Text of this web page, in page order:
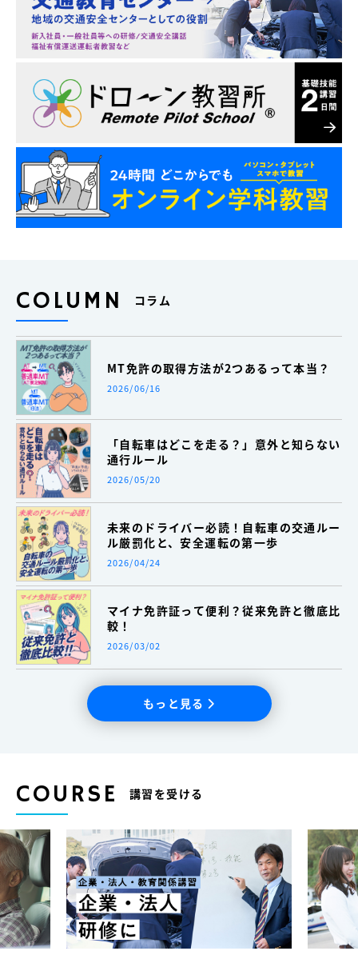
COLUMN コラム
MT免許の取得方法が2つあるって本当？
2026/06/16
「自転車はどこを走る？」意外と知らない
通行ルール
2026/05/20
未来のドライバー必読！自転車の交通ルー
ル厳罰化と、安全運転の第一歩
2026/04/24
マイナ免許証って便利？従来免許と徹底比
較！
2026/03/02
もっと見る
COURSE 講習を受ける